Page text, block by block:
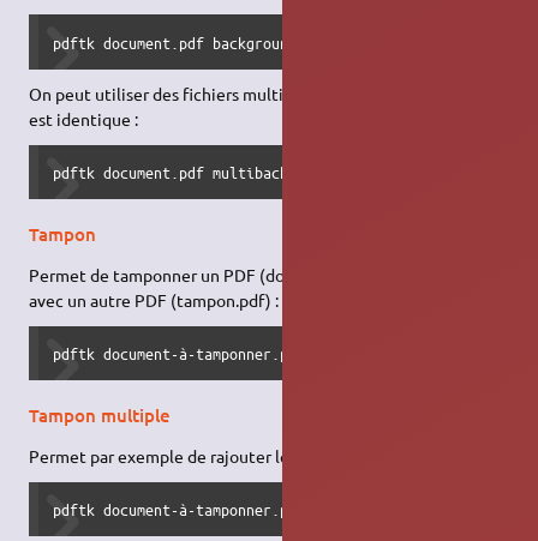
pdftk document.pdf background fond.pdf output sortie.pdf
On peut utiliser des fichiers multi-pages si le nombre de pages
est identique :
pdftk document.pdf multibackground fond.pdf output
Tampon
Permet de tamponner un PDF (document-à-tamponner.pdf)
avec un autre PDF (tampon.pdf) :
pdftk document-à-tamponner.pdf stamp tampon.pdf output
Tampon multiple
Permet par exemple de rajouter les numéros de pages à un pdf
pdftk document-à-tamponner.pdf multistamp